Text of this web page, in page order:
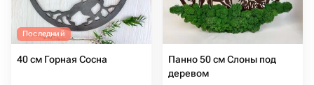
Последний
40 см Горная Сосна
Панно 50 см Слоны под
деревом